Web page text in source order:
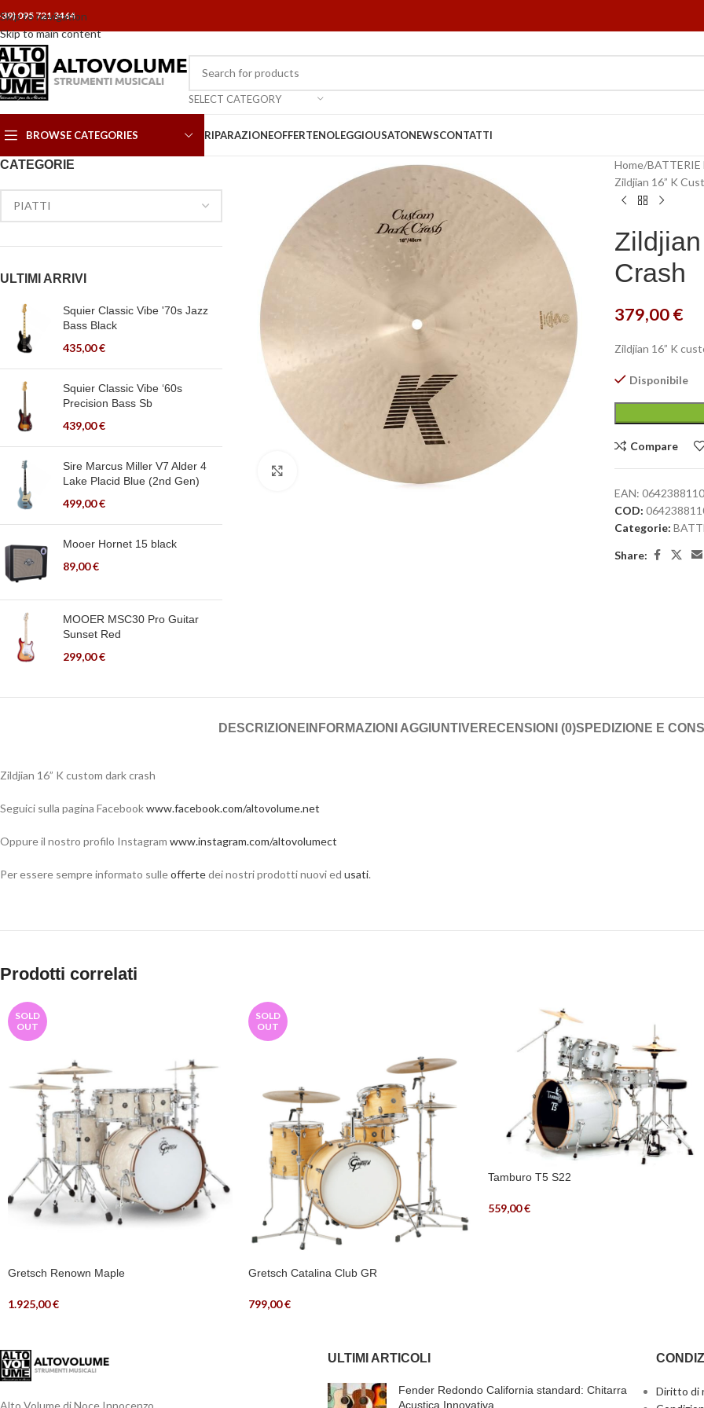
Skip to navigation
Skip to main content
095 721 3464
SELECT CATEGORY
BROWSE CATEGORIES RIPARAZIONEOFFERTENOLEGGIOUSATONEWSCONTATTI
CATEGORIE
ULTIMI ARRIVI
Squier Classic Vibe '70s Jazz
Bass Black
435,00€
Squier Classic Vibe ‘60s
Precision Bass Sb
439,00€
Sire Marcus Miller V7 Alder 4
Lake Placid Blue (2nd Gen)
499,00€
Mooer Hornet 15 black
89,00€
MOOER MSC30 Pro Guitar
Sunset Red
299,00€
Click to enlarge
Home BATTERIE
Zildjian 16” K
Crash
379,00€
Zildjian 16” K
Disponibile
Compare
EAN:
COD:
Categorie:
Share:
DESCRIZIONE INFORMAZIONI AGGIUNTIVE RECENSIONI (0)SPEDIZIONE E
Zildjian 16” K custom dark crash
Seguici sulla pagina Facebookwww.facebook.com/altovolume.net
Oppure il nostro profilo Instagram www.instagram.com/altovolumect
Per essere sempre informato sulleoffertedei nostri prodotti nuovi ed usati.
Prodotti correlati
SOLD
OUT
Gretsch Renown Maple
1.925,00€
SOLD
OUT
Gretsch Catalina Club GR
799,00€
Tamburo T5 S22
559,00€
Alto Volume di Noce Innocenzo
ULTIMI ARTICOLI
Fender Redondo California standard: Chitarra
Acustica Innovativa
Diritto di